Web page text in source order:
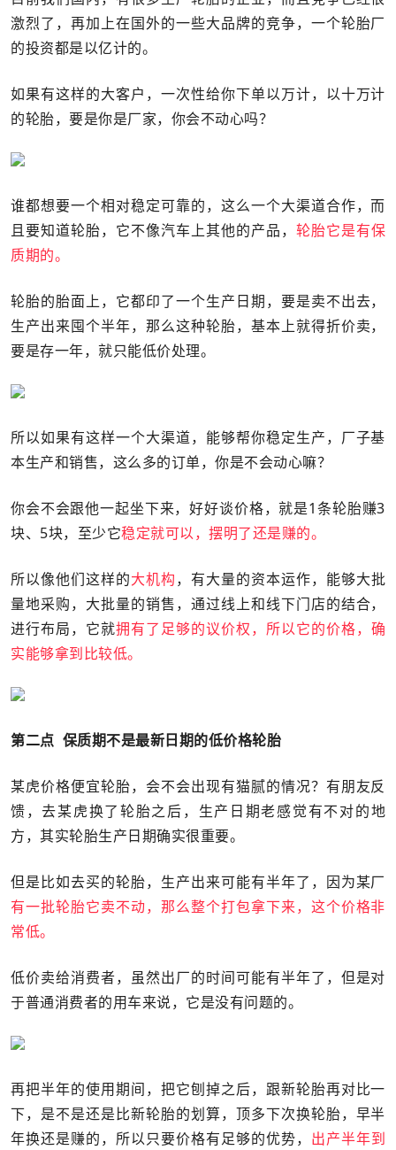
激烈了，再加上在国外的一些大品牌的竞争，一个轮胎厂
的投资都是以亿计的。
如果有这样的大客户，一次性给你下单以万计，以十万计
的轮胎，要是你是厂家，你会不动心吗？
谁都想要一个相对稳定可靠的，这么一个大渠道合作，而
且要知道轮胎，它不像汽车上其他的产品， 轮胎它是有保
质期的。
轮胎的胎面上，它都印了一个生产日期，要是卖不出去，
生产出来囤个半年，那么这种轮胎，基本上就得折价卖，
要是存一年，就只能低价处理。
所以如果有这样一个大渠道，能够帮你稳定生产，厂子基
本生产和销售，这么多的订单，你是不会动心嘛？
你会不会跟他一起坐下来，好好谈价格，就是1条轮胎赚3
块、5块，至少它稳定就可以，摆明了还是赚的。
所以像他们这样的大机构，有大量的资本运作，能够大批
量地采购，大批量的销售，通过线上和线下门店的结合，
进行布局，它就拥有了足够的议价权，所以它的价格，确
实能够拿到比较低。
第二点 保质期不是最新日期的低价格轮胎
某虎价格便宜轮胎，会不会出现有猫腻的情况？有朋友反
馈，去某虎换了轮胎之后，生产日期老感觉有不对的地
方，其实轮胎生产日期确实很重要。
但是比如去买的轮胎，生产出来可能有半年了，因为某厂
有一批轮胎它卖不动，那么整个打包拿下来，这个价格非
常低。
低价卖给消费者，虽然出厂的时间可能有半年了，但是对
于普通消费者的用车来说，它是没有问题的。
再把半年的使用期间，把它刨掉之后，跟新轮胎再对比一
下，是不是还是比新轮胎的划算，顶多下次换轮胎，早半
年换还是赚的，所以只要价格有足够的优势， 出产半年到